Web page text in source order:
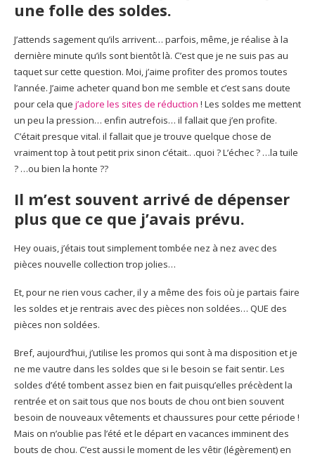
une folle des soldes.
J’attends sagement qu’ils arrivent… parfois, même, je réalise à la
dernière minute qu’ils sont bientôt là. C’est que je ne suis pas au
taquet sur cette question. Moi, j’aime profiter des promos toutes
l’année. J’aime acheter quand bon me semble et c’est sans doute
pour cela que j’adore les sites de réduction ! Les soldes me mettent
un peu la pression… enfin autrefois… il fallait que j’en profite.
C’était presque vital. il fallait que je trouve quelque chose de
vraiment top à tout petit prix sinon c’était.. .quoi ? L’échec ? …la tuile
? …ou bien la honte ??
Il m’est souvent arrivé de dépenser
plus que ce que j’avais prévu.
Hey ouais, j’étais tout simplement tombée nez à nez avec des
pièces nouvelle collection trop jolies…
Et, pour ne rien vous cacher, il y a même des fois où je partais faire
les soldes et je rentrais avec des pièces non soldées… QUE des
pièces non soldées.
Bref, aujourd’hui, j’utilise les promos qui sont à ma disposition et je
ne me vautre dans les soldes que si le besoin se fait sentir. Les
soldes d’été tombent assez bien en fait puisqu’elles précèdent la
rentrée et on sait tous que nos bouts de chou ont bien souvent
besoin de nouveaux vêtements et chaussures pour cette période !
Mais on n’oublie pas l’été et le départ en vacances imminent des
bouts de chou. C’est aussi le moment de les vêtir (légèrement) en